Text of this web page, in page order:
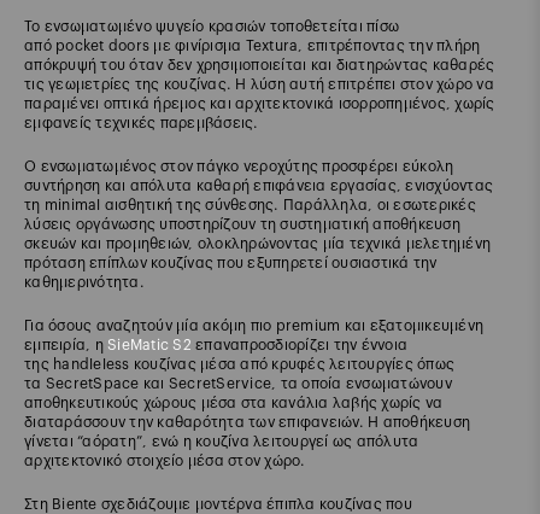
Το ενσωματωμένο ψυγείο κρασιών τοποθετείται πίσω
από pocket doors με φινίρισμα Textura, επιτρέποντας την πλήρη
απόκρυψή του όταν δεν χρησιμοποιείται και διατηρώντας καθαρές
τις γεωμετρίες της κουζίνας. Η λύση αυτή επιτρέπει στον χώρο να
παραμένει οπτικά ήρεμος και αρχιτεκτονικά ισορροπημένος, χωρίς
εμφανείς τεχνικές παρεμβάσεις.
Ο ενσωματωμένος στον πάγκο νεροχύτης προσφέρει εύκολη
συντήρηση και απόλυτα καθαρή επιφάνεια εργασίας, ενισχύοντας
τη minimal αισθητική της σύνθεσης. Παράλληλα, οι εσωτερικές
λύσεις οργάνωσης υποστηρίζουν τη συστηματική αποθήκευση
σκευών και προμηθειών, ολοκληρώνοντας μία τεχνικά μελετημένη
πρόταση επίπλων κουζίνας που εξυπηρετεί ουσιαστικά την
καθημερινότητα.
Για όσους αναζητούν μία ακόμη πιο premium και εξατομικευμένη
εμπειρία, η SieMatic S2 επαναπροσδιορίζει την έννοια
της handleless κουζίνας μέσα από κρυφές λειτουργίες όπως
τα SecretSpace και SecretService, τα οποία ενσωματώνουν
αποθηκευτικούς χώρους μέσα στα κανάλια λαβής χωρίς να
διαταράσσουν την καθαρότητα των επιφανειών. Η αποθήκευση
γίνεται “αόρατη”, ενώ η κουζίνα λειτουργεί ως απόλυτα
αρχιτεκτονικό στοιχείο μέσα στον χώρο.
Στη Biente σχεδιάζουμε μοντέρνα έπιπλα κουζίνας που